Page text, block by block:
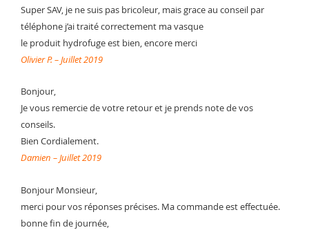
Super SAV, je ne suis pas bricoleur, mais grace au conseil par
téléphone j’ai traité correctement ma vasque
le produit hydrofuge est bien, encore merci
Olivier P. – Juillet 2019
Bonjour,
Je vous remercie de votre retour et je prends note de vos
conseils.
Bien Cordialement.
Damien – Juillet 2019
Bonjour Monsieur,
merci pour vos réponses précises. Ma commande est effectuée.
bonne fin de journée,